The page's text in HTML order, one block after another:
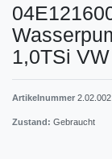
1,0TSi
Artikelnummer
Zustand: Gebraucht